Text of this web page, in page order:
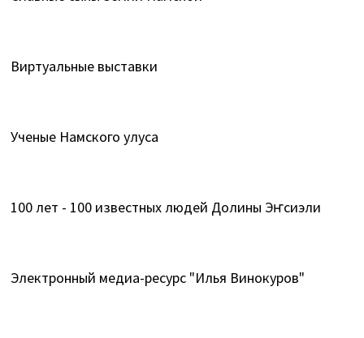
Виртуальные выставки
Ученые Намского улуса
100 лет - 100 известных людей Долины Эҥсиэли
Электронный медиа-ресурс "Илья Винокуров"